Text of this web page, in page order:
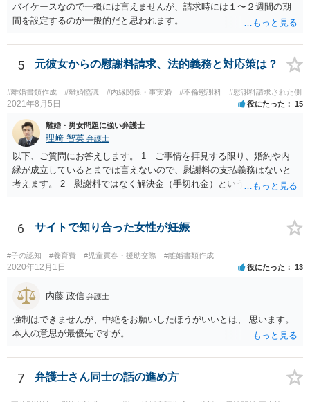
バイケースなので一概には言えませんが、請求時には１〜２週間の期
間を設定するのが一般的だと思われます。
5 元彼女からの慰謝料請求、法的義務と対応策は？
#離婚書類作成 #離婚協議 #内縁関係・事実婚 #不倫慰謝料 #慰謝料請求された側
2021年8月5日 役にたった 15
離婚・男女問題に強い弁護士
理崎 智英 弁護士
以下、ご質問にお答えします。 1 ご事情を拝見する限り、婚約や内
縁が成立しているとまでは言えないので、慰謝料の支払義務はないと
考えます。 2 慰謝料ではなく解決金（手切れ金）という名目で数十
うに合意書を取り交わす必要はあると思います。 4 合意書を取り交
わし、その中で精算条項（一切の債権債務のないことを確認する）を
6 サイトで知り合った女性が妊娠
#子の認知 #養育費 #児童買春・援助交際 #離婚書類作成
2020年12月1日 役にたった 13
内藤 政信 弁護士
強制はできませんが、中絶をお願いしたほうがいいとは、 思います。
本人の意思が最優先ですが。
7 弁護士さん同士の話の進め方